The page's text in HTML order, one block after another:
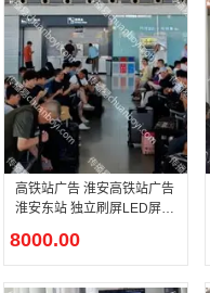
高铁站广告 淮安高铁站广告
淮安东站 独立刷屏LED屏幕
8000.00